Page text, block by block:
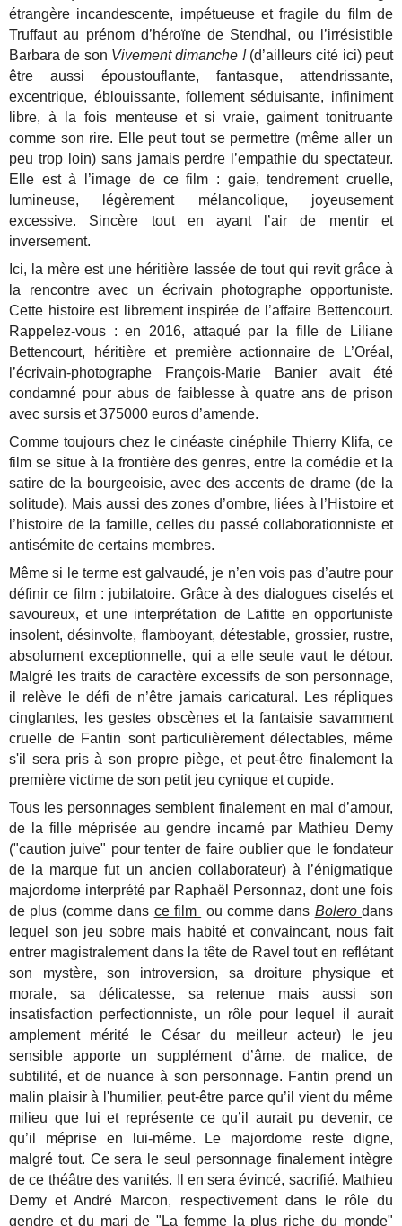
étrangère incandescente, impétueuse et fragile du film de
Truffaut au prénom d’héroïne de Stendhal, ou l’irrésistible
Barbara de son Vivement dimanche ! (d’ailleurs cité ici) peut
être aussi époustouflante, fantasque, attendrissante,
excentrique, éblouissante, follement séduisante, infiniment
libre, à la fois menteuse et si vraie, gaiment tonitruante
comme son rire. Elle peut tout se permettre (même aller un
peu trop loin) sans jamais perdre l’empathie du spectateur.
Elle est à l’image de ce film : gaie, tendrement cruelle,
lumineuse, légèrement mélancolique, joyeusement
excessive. Sincère tout en ayant l’air de mentir et
inversement.
Ici, la mère est une héritière lassée de tout qui revit grâce à
la rencontre avec un écrivain photographe opportuniste.
Cette histoire est librement inspirée de l’affaire Bettencourt.
Rappelez-vous : en 2016, attaqué par la fille de Liliane
Bettencourt, héritière et première actionnaire de L’Oréal,
l’écrivain-photographe François-Marie Banier avait été
condamné pour abus de faiblesse à quatre ans de prison
avec sursis et 375000 euros d’amende.
Comme toujours chez le cinéaste cinéphile Thierry Klifa, ce
film se situe à la frontière des genres, entre la comédie et la
satire de la bourgeoisie, avec des accents de drame (de la
solitude). Mais aussi des zones d’ombre, liées à l’Histoire et
l’histoire de la famille, celles du passé collaborationniste et
antisémite de certains membres.
Même si le terme est galvaudé, je n’en vois pas d’autre pour
définir ce film : jubilatoire. Grâce à des dialogues ciselés et
savoureux, et une interprétation de Lafitte en opportuniste
insolent, désinvolte, flamboyant, détestable, grossier, rustre,
absolument exceptionnelle, qui a elle seule vaut le détour.
Malgré les traits de caractère excessifs de son personnage,
il relève le défi de n’être jamais caricatural. Les répliques
cinglantes, les gestes obscènes et la fantaisie savamment
cruelle de Fantin sont particulièrement délectables, même
s'il sera pris à son propre piège, et peut-être finalement la
première victime de son petit jeu cynique et cupide.
Tous les personnages semblent finalement en mal d’amour,
de la fille méprisée au gendre incarné par Mathieu Demy
("caution juive" pour tenter de faire oublier que le fondateur
de la marque fut un ancien collaborateur) à l’énigmatique
majordome interprété par Raphaël Personnaz, dont une fois
de plus (comme dans ce film ou comme dans Bolero dans
lequel son jeu sobre mais habité et convaincant, nous fait
entrer magistralement dans la tête de Ravel tout en reflétant
son mystère, son introversion, sa droiture physique et
morale, sa délicatesse, sa retenue mais aussi son
insatisfaction perfectionniste, un rôle pour lequel il aurait
amplement mérité le César du meilleur acteur) le jeu
sensible apporte un supplément d’âme, de malice, de
subtilité, et de nuance à son personnage. Fantin prend un
malin plaisir à l'humilier, peut-être parce qu’il vient du même
milieu que lui et représente ce qu’il aurait pu devenir, ce
qu’il méprise en lui-même. Le majordome reste digne,
malgré tout. Ce sera le seul personnage finalement intègre
de ce théâtre des vanités. Il en sera évincé, sacrifié. Mathieu
Demy et André Marcon, respectivement dans le rôle du
gendre et du mari de "La femme la plus riche du monde"